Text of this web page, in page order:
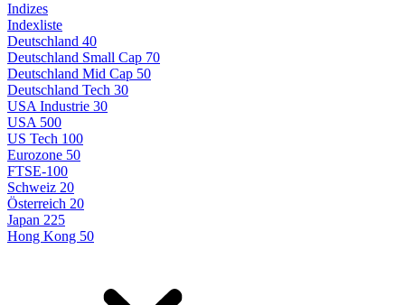
Indizes
Indexliste
Deutschland 40
Deutschland Small Cap 70
Deutschland Mid Cap 50
Deutschland Tech 30
USA Industrie 30
USA 500
US Tech 100
Eurozone 50
FTSE-100
Schweiz 20
Österreich 20
Japan 225
Hong Kong 50